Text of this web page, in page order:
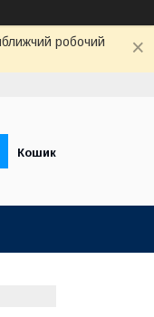
робочий
Кошик